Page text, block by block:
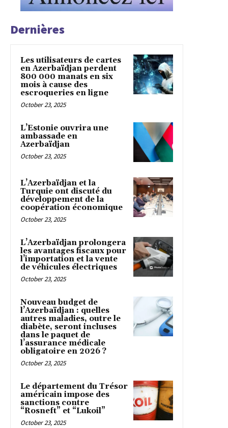
Dernières
Les utilisateurs de cartes
en Azerbaïdjan perdent
800 000 manats en six
mois à cause des
escroqueries en ligne
October 23, 2025
L’Estonie ouvrira une
ambassade en
Azerbaïdjan
October 23, 2025
L’Azerbaïdjan et la
Turquie ont discuté du
développement de la
coopération économique
October 23, 2025
L’Azerbaïdjan prolongera
les avantages fiscaux pour
l’importation et la vente
de véhicules électriques
October 23, 2025
Nouveau budget de
l’Azerbaïdjan : quelles
autres maladies, outre le
diabète, seront incluses
dans le paquet de
l’assurance médicale
obligatoire en 2026 ?
October 23, 2025
Le département du Trésor
américain impose des
sanctions contre
“Rosneft” et “Lukoil”
October 23, 2025